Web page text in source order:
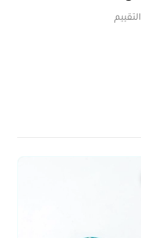
التقييم